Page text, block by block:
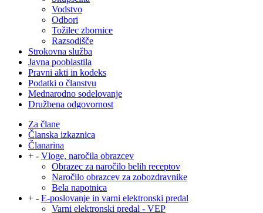
Vodstvo
Odbori
Tožilec zbornice
Razsodišče
Strokovna služba
Javna pooblastila
Pravni akti in kodeks
Podatki o članstvu
Mednarodno sodelovanje
Družbena odgovornost
Za člane
Članska izkaznica
Članarina
+ - Vloge, naročila obrazcev
Obrazec za naročilo belih receptov
Naročilo obrazcev za zobozdravnike
Bela napotnica
+ - E-poslovanje in varni elektronski predal
Varni elektronski predal - VEP